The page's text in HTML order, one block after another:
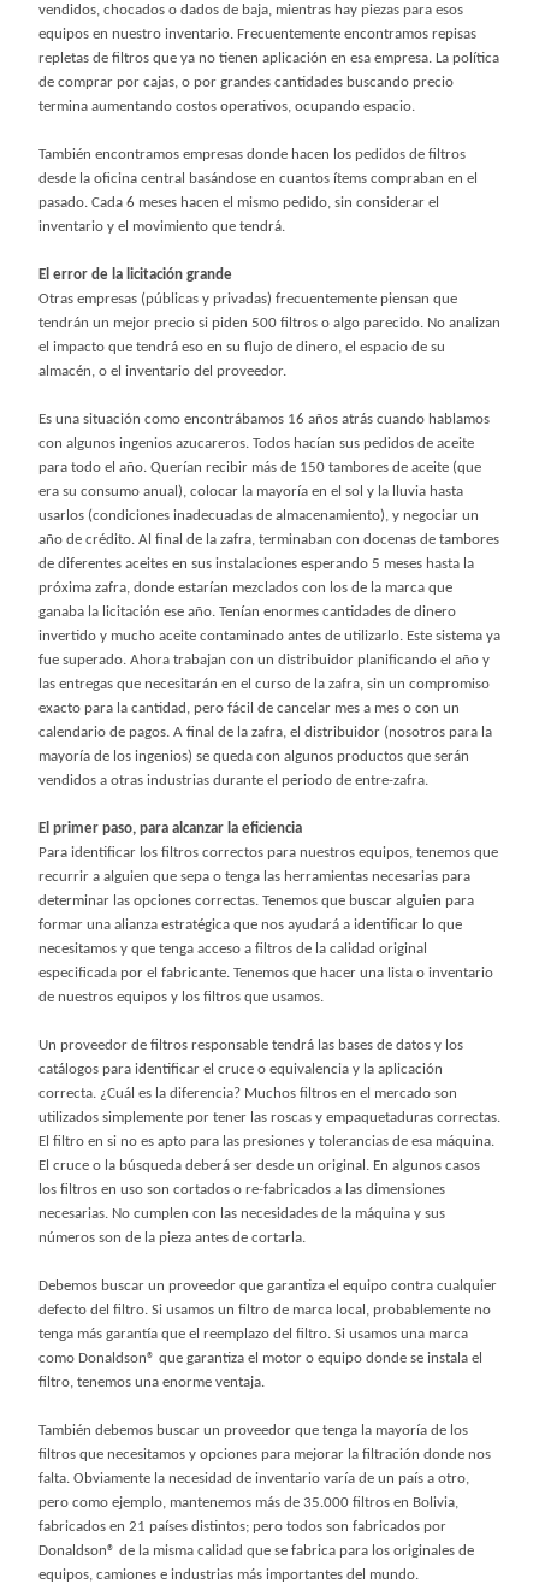
vendidos, chocados o dados de baja, mientras hay piezas para esos
equipos en nuestro inventario. Frecuentemente encontramos repisas
repletas de filtros que ya no tienen aplicación en esa empresa. La política
de comprar por cajas, o por grandes cantidades buscando precio
termina aumentando costos operativos, ocupando espacio.
También encontramos empresas donde hacen los pedidos de filtros
desde la oficina central basándose en cuantos ítems compraban en el
pasado. Cada 6 meses hacen el mismo pedido, sin considerar el
inventario y el movimiento que tendrá.
El error de la licitación grande
Otras empresas (públicas y privadas) frecuentemente piensan que
tendrán un mejor precio si piden 500 filtros o algo parecido. No analizan
el impacto que tendrá eso en su flujo de dinero, el espacio de su
almacén, o el inventario del proveedor.
Es una situación como encontrábamos 16 años atrás cuando hablamos
con algunos ingenios azucareros. Todos hacían sus pedidos de aceite
para todo el año. Querían recibir más de 150 tambores de aceite (que
era su consumo anual), colocar la mayoría en el sol y la lluvia hasta
usarlos (condiciones inadecuadas de almacenamiento), y negociar un
año de crédito. Al final de la zafra, terminaban con docenas de tambores
de diferentes aceites en sus instalaciones esperando 5 meses hasta la
próxima zafra, donde estarían mezclados con los de la marca que
ganaba la licitación ese año. Tenían enormes cantidades de dinero
invertido y mucho aceite contaminado antes de utilizarlo. Este sistema ya
fue superado. Ahora trabajan con un distribuidor planificando el año y
las entregas que necesitarán en el curso de la zafra, sin un compromiso
exacto para la cantidad, pero fácil de cancelar mes a mes o con un
calendario de pagos. A final de la zafra, el distribuidor (nosotros para la
mayoría de los ingenios) se queda con algunos productos que serán
vendidos a otras industrias durante el periodo de entre-zafra.
El primer paso, para alcanzar la eficiencia
Para identificar los filtros correctos para nuestros equipos, tenemos que
recurrir a alguien que sepa o tenga las herramientas necesarias para
determinar las opciones correctas. Tenemos que buscar alguien para
formar una alianza estratégica que nos ayudará a identificar lo que
necesitamos y que tenga acceso a filtros de la calidad original
especificada por el fabricante. Tenemos que hacer una lista o inventario
de nuestros equipos y los filtros que usamos.
Un proveedor de filtros responsable tendrá las bases de datos y los
catálogos para identificar el cruce o equivalencia y la aplicación
correcta. ¿Cuál es la diferencia? Muchos filtros en el mercado son
utilizados simplemente por tener las roscas y empaquetaduras correctas.
El filtro en si no es apto para las presiones y tolerancias de esa máquina.
El cruce o la búsqueda deberá ser desde un original. En algunos casos
los filtros en uso son cortados o re-fabricados a las dimensiones
necesarias. No cumplen con las necesidades de la máquina y sus
números son de la pieza antes de cortarla.
Debemos buscar un proveedor que garantiza el equipo contra cualquier
defecto del filtro. Si usamos un filtro de marca local, probablemente no
tenga más garantía que el reemplazo del filtro. Si usamos una marca
como Donaldson® que garantiza el motor o equipo donde se instala el
filtro, tenemos una enorme ventaja.
También debemos buscar un proveedor que tenga la mayoría de los
filtros que necesitamos y opciones para mejorar la filtración donde nos
falta. Obviamente la necesidad de inventario varía de un país a otro,
pero como ejemplo, mantenemos más de 35.000 filtros en Bolivia,
fabricados en 21 países distintos; pero todos son fabricados por
Donaldson® de la misma calidad que se fabrica para los originales de
equipos, camiones e industrias más importantes del mundo.